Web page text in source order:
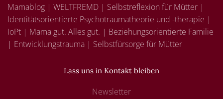
Mamablog | WELTFREMD | Selbstreflexion für Mütter |
Identitätsorientierte Psychotraumatheorie und -therapie |
IoPt | Mama gut. Alles gut. | Beziehungsorientierte Familie
| Entwicklungstrauma | Selbstfürsorge für Mütter
Lass uns in Kontakt bleiben
Newsletter